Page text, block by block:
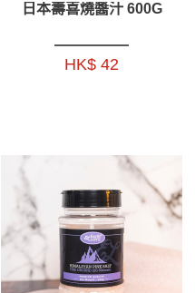
日本壽喜燒醬汁 600G
HK$ 42